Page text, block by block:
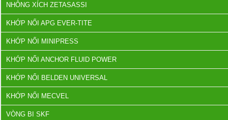
NHÔNG XÍCH ZETASASSI
KHỚP NỐI APG EVER-TITE
KHỚP NỐI MINIPRESS
KHỚP NỐI ANCHOR FLUID POWER
KHỚP NỐI BELDEN UNIVERSAL
KHỚP NỐI MECVEL
VÒNG BI SKF